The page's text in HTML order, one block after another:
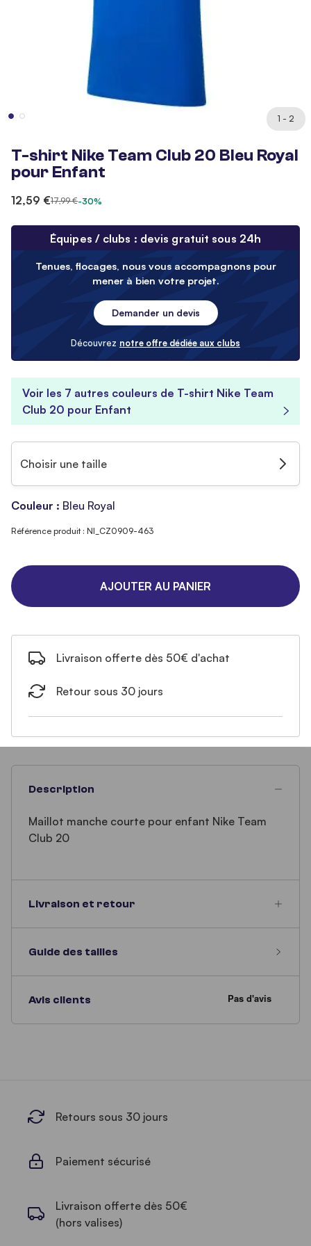
1 - 2
T-shirt Nike Team Club 20 Bleu Royal
pour Enfant
12,59 €17,99 €-30%
Équipes / clubs : devis gratuit sous 24h
Tenues, flocages, nous vous accompagnons pour
mener à bien votre projet.
Demander un devis
Découvrez notre offre dédiée aux clubs
Voir les 7 autres couleurs de T-shirt Nike Team
Club 20 pour Enfant
Choisir une taille
Couleur : Bleu Royal
Référence produit : NI_CZ0909-463
AJOUTER AU PANIER
Livraison offerte dès 50€ d'achat
Retour sous 30 jours
Description
Maillot manche courte pour enfant Nike Team
Club 20
Livraison et retour
Guide des tailles
Avis clients
Retours sous 30 jours
Paiement sécurisé
Livraison offerte dès 50€
(hors valises)